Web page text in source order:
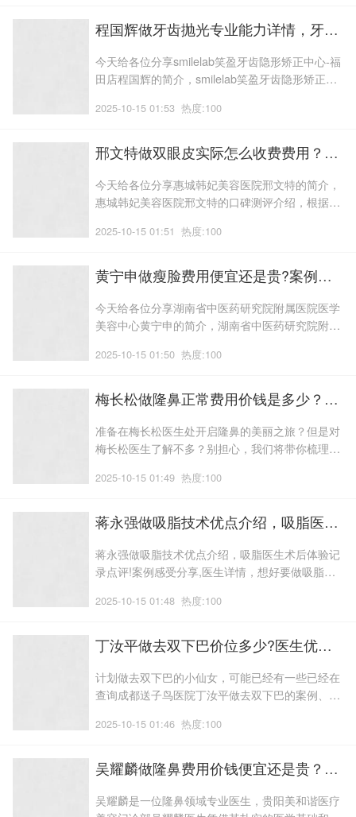
的项目范围广泛;在手术操作中,手术操作中她总是
准确把握,已成为医院内备受认可的专
程国辉做牙齿抛光专业能力详情，牙齿抛光医生案例评价_恢复案例分享_医生信息
今天给各位分享smilelab笑盈牙齿隐形矫正中心-福
田店程国辉的简介，smilelab笑盈牙齿隐形矫正中
smilelab笑盈牙齿隐形矫正中心-福田店程国辉医生
美，可以一起来了解下吧！毕业于国内有名学府;他
凭借丰富
2025-10-15 01:53 热度:100
邢文特做双眼皮实际怎么收费费用？双眼皮项目术后体验日记点评-医生介绍,术后案例体验分享
今天给各位分享惠城韩妃美容医院邢文特的简介，
惠城韩妃美容医院邢文特的口碑测评介绍，根据网
价格，如果有在考虑该医生的求美者，可以一起来
在深圳享有盛誉的美容医院专业主诊医师,共同完成
多台手术,一位在深圳有名美容医院
2025-10-15 01:51 热度:100
黄宁申做瘦脸费用便宜还是贵?案例盘点，瘦脸医生恢复案例点评|医生优势介绍
今天给各位分享湖南省中医药研究院附属医院医学
美容中心黄宁申的简介，湖南省中医药研究院附属
络统计湖南省中医药研究院附属医院医学美容中心
的集美，可以一起来了解下吧！本人不仅是湖南省
美容整形管理委员会的一员,也是中西医
2025-10-15 01:50 热度:100
梅长松做隆鼻正常费用价钱是多少？案例感受分享~医生优势简介,隆鼻项目案例点评
准备在梅长松医生处开启隆鼻的美丽之旅？但是对
梅长松医生了解不多？别担心，我们将带你梳理信
术前沟通到术后护理、隆鼻价格、案例分析，让你
友方面遇到了不少困扰,这不仅仅影响了我的就业,
我脸上有些太田痣,心情一度低落,
2025-10-15 01:49 热度:100
蒋永强做吸脂技术优点介绍，吸脂医生术后体验记录点评!案例感受分享,医生详情
蒋永强做吸脂技术优点介绍，吸脂医生术后体验记
录点评!案例感受分享,医生详情，想好要做吸脂的
蒋永强做吸脂怎么样，本文将为您来带蒋永强医生
评测，吸脂案例等，吸脂近期价格，一起来了解更
多。并将其巧妙运用于临床实践,他始
2025-10-15 01:48 热度:100
丁汝平做去双下巴价位多少?医生优势介绍，去双下巴项目案例体验点评！恢复案例
计划做去双下巴的小仙女，可能已经有一些已经在
查询成都送子鸟医院丁汝平做去双下巴的案例、价
经验，所以选择医生很重要，这里我们将为您多方
专业素养和手术技巧,专业副高职称,一位专业的副
主任医师,作为专业的副主任医师,还
2025-10-15 01:46 热度:100
吴耀麟做隆鼻费用价钱便宜还是贵？医生优势-隆鼻医生术后案例体验评价,案例细节反馈
吴耀麟是一位隆鼻领域专业医生，贵阳美和谐医疗